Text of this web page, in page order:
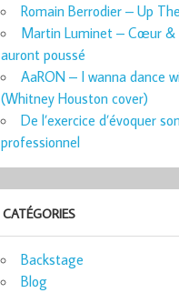
Romain Berrodier – Up
Martin Luminet – Cœur &
auront poussé
AaRON – I wanna dance
(Whitney Houston cover)
De l’exercice d’évoquer
professionnel
CATÉGORIES
Backstage
Blog